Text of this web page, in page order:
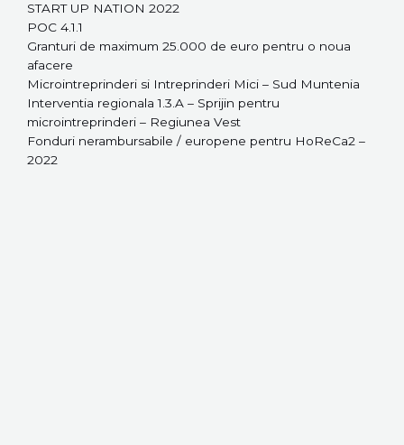
START UP NATION 2022
POC 4.1.1
Granturi de maximum 25.000 de euro pentru o noua
afacere
Microintreprinderi si Intreprinderi Mici – Sud Muntenia
Interventia regionala 1.3.A – Sprijin pentru
microintreprinderi – Regiunea Vest
Fonduri nerambursabile / europene pentru HoReCa2 –
2022